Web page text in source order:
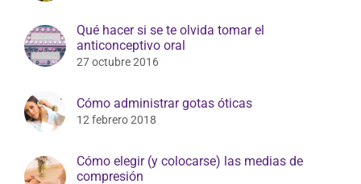
Qué hacer si se te olvida tomar el
anticonceptivo oral
Cómo administrar gotas óticas
Cómo elegir (y colocarse) las medias de